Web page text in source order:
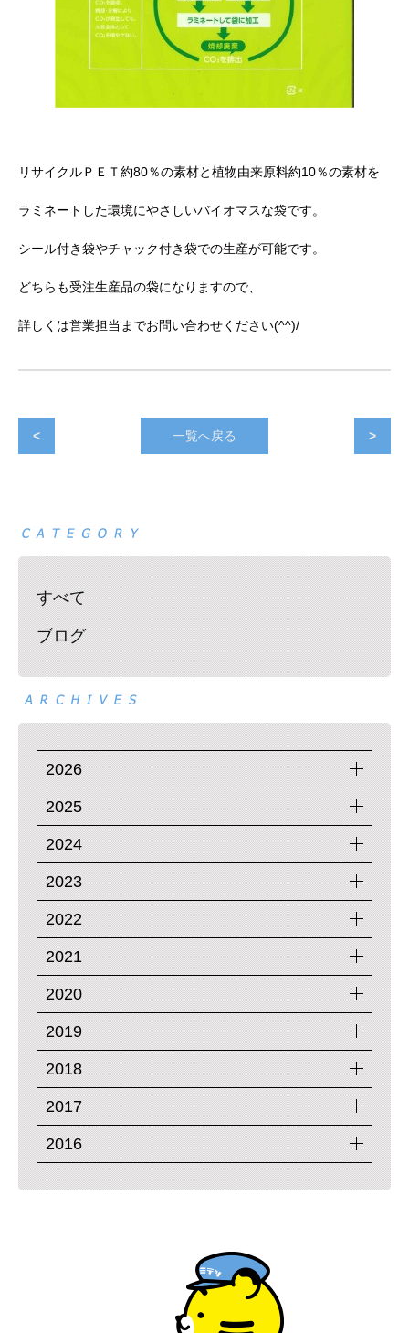
リサイクルＰＥＴ約80％の素材と植物由来原料約10％の素材を
ラミネートした環境にやさしいバイオマスな袋です。
シール付き袋やチャック付き袋での生産が可能です。
どちらも受注生産品の袋になりますので、
詳しくは営業担当までお問い合わせください(^^)/
< 一覧へ戻る >
すべて
ブログ
2026
2025
2024
2023
2022
2021
2020
2019
2018
2017
2016